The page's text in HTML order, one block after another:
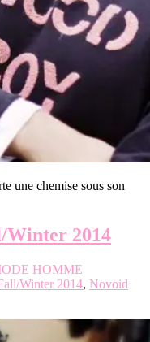
une chemise sous son
2014
HOMME
Winter 2014, Novoid